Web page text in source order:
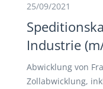
Veranlassung der
25/09/2021
Industrie
Abwicklung von
Zollabwicklung,